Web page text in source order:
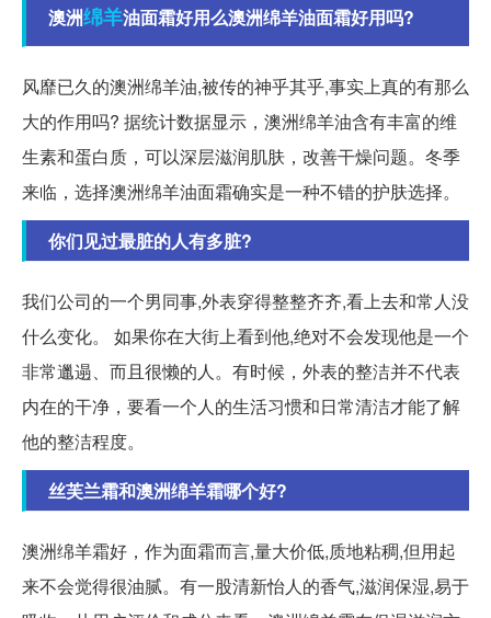
澳洲绵羊油面霜好用么澳洲绵羊油面霜好用吗?
风靡已久的澳洲绵羊油,被传的神乎其乎,事实上真的有那么
大的作用吗? 据统计数据显示，澳洲绵羊油含有丰富的维
生素和蛋白质，可以深层滋润肌肤，改善干燥问题。冬季
来临，选择澳洲绵羊油面霜确实是一种不错的护肤选择。
你们见过最脏的人有多脏?
我们公司的一个男同事,外表穿得整整齐齐,看上去和常人没
什么变化。 如果你在大街上看到他,绝对不会发现他是一个
非常邋遢、而且很懒的人。有时候，外表的整洁并不代表
内在的干净，要看一个人的生活习惯和日常清洁才能了解
他的整洁程度。
丝芙兰霜和澳洲绵羊霜哪个好?
澳洲绵羊霜好，作为面霜而言,量大价低,质地粘稠,但用起
来不会觉得很油腻。有一股清新怡人的香气,滋润保湿,易于